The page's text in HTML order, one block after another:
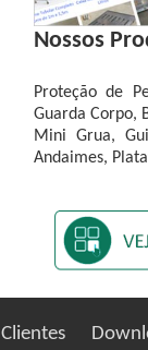
Nossos
Proteção de
Guarda Corpo,
Mini Grua,
Andaimes,
Clientes